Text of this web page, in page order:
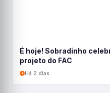
É hoje! Sobradinho
projeto do FAC
Há 2 dias